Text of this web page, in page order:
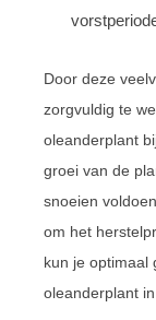
Door deze
zorgvuldig te
oleanderplant
groei van de
snoeien
om het
kun je optimaal
oleanderplant in